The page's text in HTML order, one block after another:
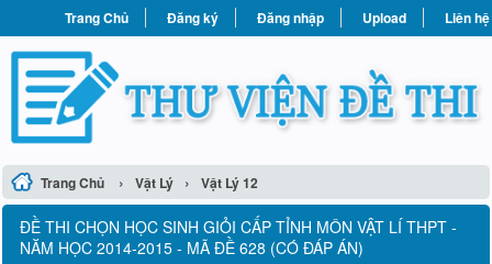
Trang Chủ Đăng ký Đăng nhập Upload Liên hệ
Trang Chủ › Vật Lý › Vật Lý 12
ĐỀ THI CHỌN HỌC SINH GIỎI CẤP TỈNH MÔN VẬT LÍ THPT -
NĂM HỌC 2014-2015 - MÃ ĐỀ 628 (CÓ ĐÁP ÁN)